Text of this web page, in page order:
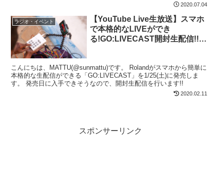
2020.07.04
ラジオ・イベント
【YouTube Live生放送】スマホ
で本格的なLIVEができ
る!GO:LIVECAST開封生配信!!
こんにちは、MATTU(@sunmattu)です。 Rolandがスマホから簡単に
本格的な生配信ができる「GO:LIVECAST」を1/25(土)に発売しま
す。 発売日に入手できそうなので、開封生配信を行います!!
2020.02.11
スポンサーリンク